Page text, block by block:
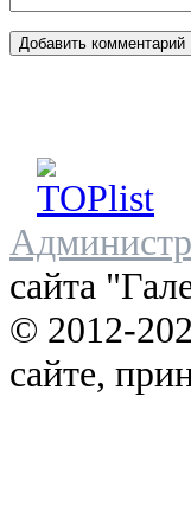
сайта
© 2012-
сайте,